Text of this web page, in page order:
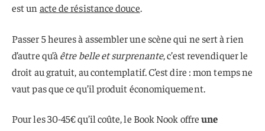
est un acte de résistance douce.
Passer 5 heures à assembler une scène qui ne sert à rien
d’autre qu’à être belle et surprenante, c’est revendiquer le
droit au gratuit, au contemplatif. C’est dire : mon temps ne
vaut pas que ce qu’il produit économiquement.
Pour les 30-45€ qu’il coûte, le Book Nook offreune